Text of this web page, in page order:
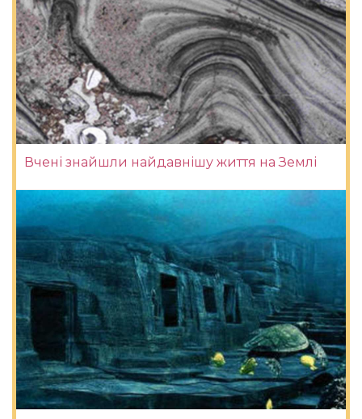
Вчені знайшли найдавнішу життя на Землі